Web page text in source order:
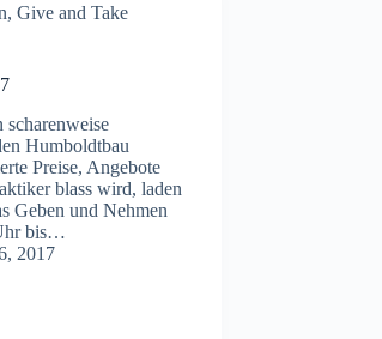
,Give and Take
Humboldtbau
Preise, Angebote
blass wird, laden
Geben und Nehmen
bis…
2017